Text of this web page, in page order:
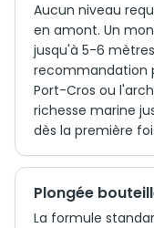
Aucun niveau
en amont. Un
jusqu'à 5-6
recommandation
Port-Cros ou
richesse marine
dès la première
Plongée
La formule